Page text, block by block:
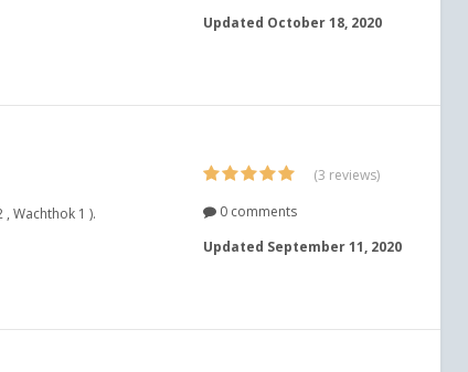
Updated October 18, 2020
Wachthok 1 ).
(3 reviews)
0 comments
Updated September 11, 2020